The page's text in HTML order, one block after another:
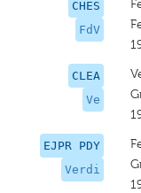
CHES
FdV
CLEA
Ve
EJPR PDY
Verdi